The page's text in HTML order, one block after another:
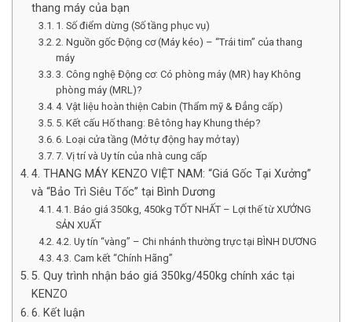
thang máy của bạn
1. Số điểm dừng (Số tầng phục vụ)
2. Nguồn gốc Động cơ (Máy kéo) – “Trái tim” của thang
máy
3. Công nghệ Động cơ: Có phòng máy (MR) hay Không
phòng máy (MRL)?
4. Vật liệu hoàn thiện Cabin (Thẩm mỹ & Đẳng cấp)
5. Kết cấu Hố thang: Bê tông hay Khung thép?
6. Loại cửa tầng (Mở tự động hay mở tay)
7. Vị trí và Uy tín của nhà cung cấp
4. THANG MÁY KENZO VIỆT NAM: “Giá Gốc Tại Xưởng”
và “Bảo Trì Siêu Tốc” tại Bình Dương
4.1. Báo giá 350kg, 450kg TỐT NHẤT – Lợi thế từ XƯỞNG
SẢN XUẤT
4.2. Uy tín “vàng” – Chi nhánh thường trực tại BÌNH DƯƠNG
4.3. Cam kết “Chính Hãng”
5. Quy trình nhận báo giá 350kg/450kg chính xác tại
KENZO
6. Kết luận